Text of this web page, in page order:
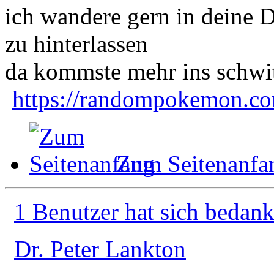
ich wandere gern in deine
zu hinterlassen
da kommste mehr ins
https://
Zum
1 Benutzer hat sich
Dr. Peter Lankton